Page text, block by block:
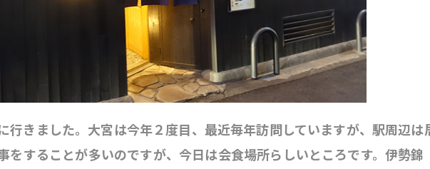
行きました。大宮は今年２度目、最近毎年訪問していますが、駅周辺は
をすることが多いのですが、今日は会食場所らしいところです。伊勢錦